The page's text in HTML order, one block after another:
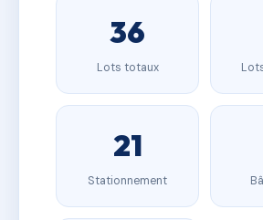
36
Lots totaux
21
Stationnement